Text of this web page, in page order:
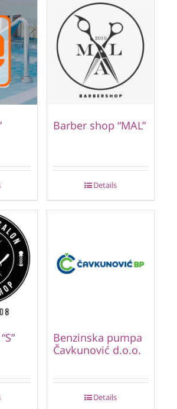
Barber shop “MAL”
Details
Benzinska pumpa
Čavkunović d.o.o.
Details